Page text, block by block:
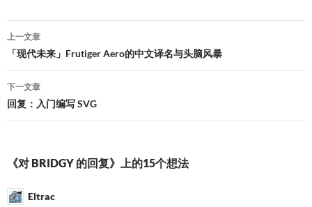
文
章
导
航
上一文章
「现代未来」Frutiger Aero的中文译名与头脑风暴
下一文章
回复：入门编写 SVG
《对 BRIDGY 的回复》上的15个想法
Eltrac